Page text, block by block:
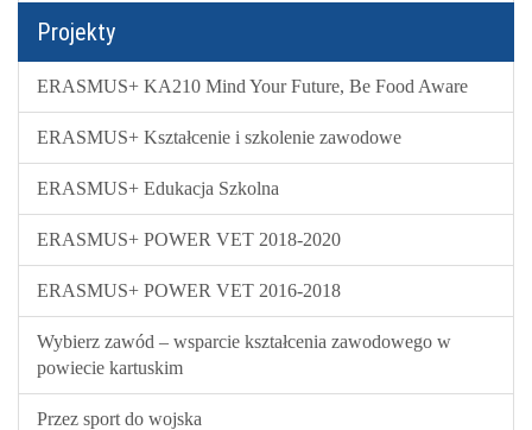
Projekty
ERASMUS+ KA210 Mind Your Future, Be Food Aware
ERASMUS+ Kształcenie i szkolenie zawodowe
ERASMUS+ Edukacja Szkolna
ERASMUS+ POWER VET 2018-2020
ERASMUS+ POWER VET 2016-2018
Wybierz zawód – wsparcie kształcenia zawodowego w
powiecie kartuskim
Przez sport do wojska